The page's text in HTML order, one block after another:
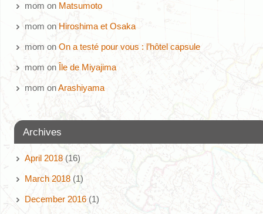
mom on Matsumoto
mom on Hiroshima et Osaka
mom on On a testé pour vous : l’hôtel capsule
mom on Île de Miyajima
mom onArashiyama
Archives
April 2018(16)
March 2018(1)
December 2016(1)